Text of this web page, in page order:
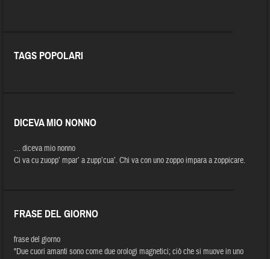
TAGS POPOLARI
DICEVA MIO NONNO
… diceva mio nonno
Ci va cu zuopp’ mpar’ a zupp’cua’. Chi va con uno zoppo impara a zoppicare.
FRASE DEL GIORNO
frase del giorno
"Due cuori amanti sono come due orologi magnetici; ciò che si muove in uno